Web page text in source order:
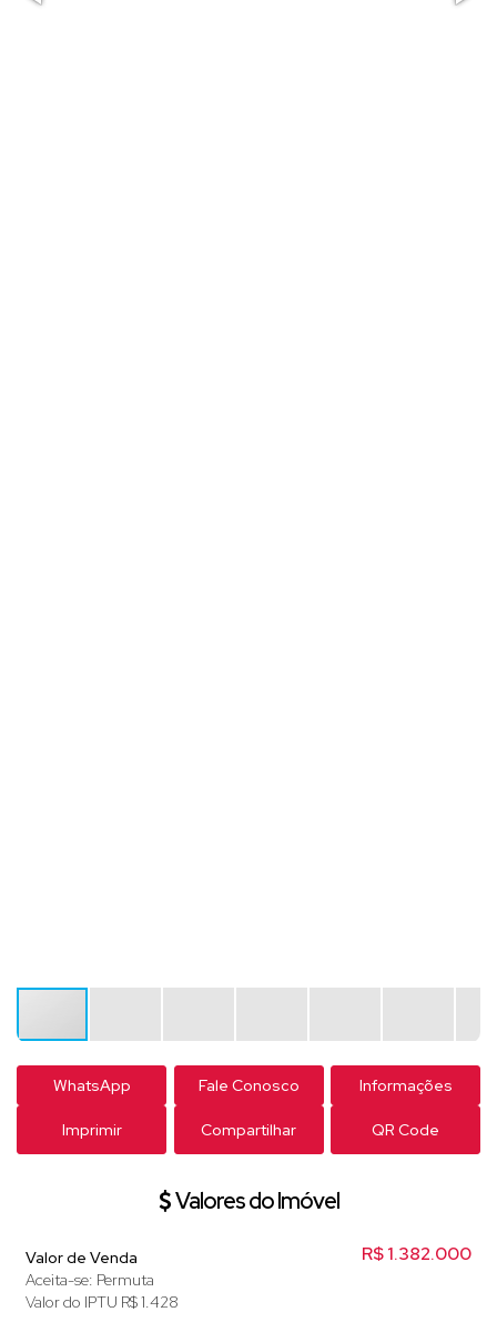
WhatsApp Fale Conosco Informações
Imprimir Compartilhar QR Code
Valores do Imóvel
R$1.382.000
Valor de Venda
Aceita-se: Permuta
Valor do IPTU R$1.428